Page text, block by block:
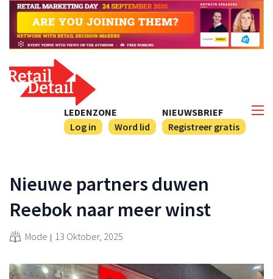
NIEUWSBRIEF
Registreer gratis
LEDENZONE
Log in
Word lid
Nieuwe partners duwen
Reebok naar meer winst
Mode 13 Oktober, 2025